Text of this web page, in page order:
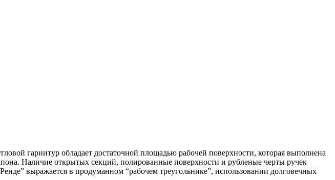
гарнитур обладает достаточной площадью рабочей поверхности, которая выполнена
Наличие открытых секций, полированные поверхности и рубленые черты ручек
выражается в продуманном “рабочем треугольнике”, использовании долговечных